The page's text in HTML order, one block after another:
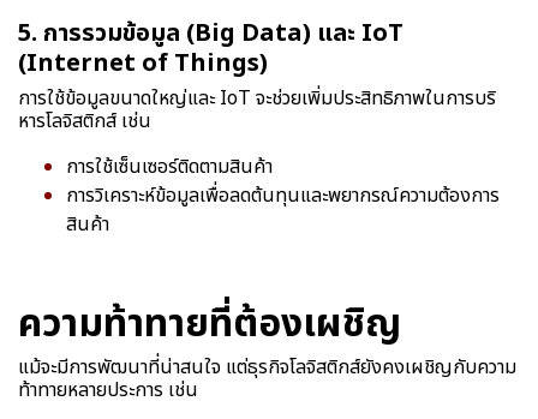
5. การรวมข้อมูล (Big Data) และ IoT
(Internet of Things)
การใช้ข้อมูลขนาดใหญ่และ IoT จะช่วยเพิ่มประสิทธิภาพในการบริ
หารโลจิสติกส์ เช่น
การใช้เซ็นเซอร์ติดตามสินค้า
การวิเคราะห์ข้อมูลเพื่อลดต้นทุนและพยากรณ์ความต้องการ
สินค้า
ความท้าทายที่ต้องเผชิญ
แม้จะมีการพัฒนาที่น่าสนใจ แต่ธุรกิจโลจิสติกส์ยังคงเผชิญกับความ
ท้าทายหลายประการ เช่น